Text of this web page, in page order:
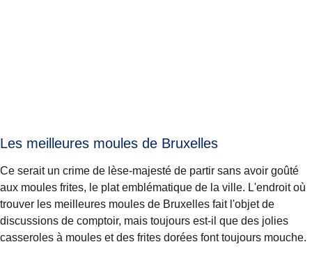
Les meilleures moules de Bruxelles
Ce serait un crime de lèse-majesté de partir sans avoir goûté
aux moules frites, le plat emblématique de la ville. L'endroit où
trouver les meilleures moules de Bruxelles fait l'objet de
discussions de comptoir, mais toujours est-il que des jolies
casseroles à moules et des frites dorées font toujours mouche.